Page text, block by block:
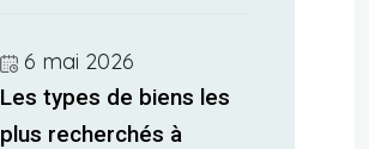
6 mai 2026
Les types de biens les
plus recherchés à